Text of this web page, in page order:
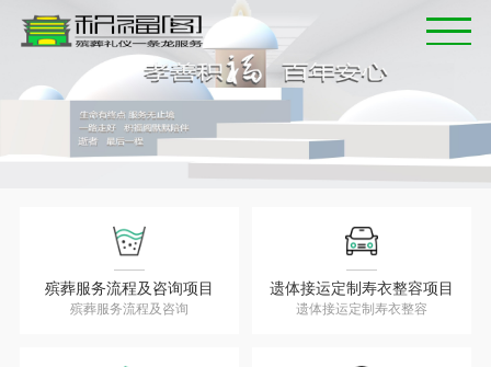
首页
主营殡仪项目
殡仪用品展示
新闻中心
殡葬服务流程及咨询项目
殡葬服务流程及咨询
遗体接运定制寿衣整容项目
遗体接运定制寿衣整容